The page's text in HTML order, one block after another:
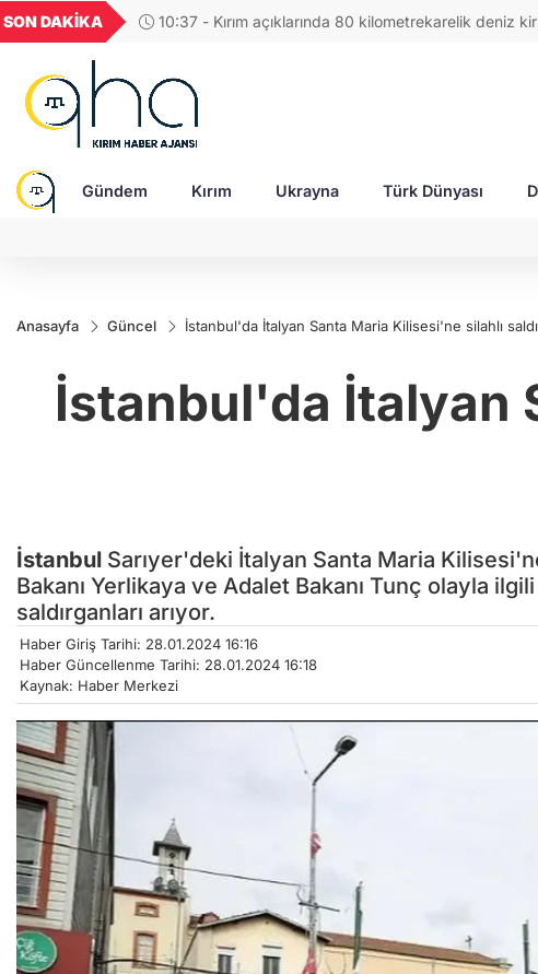
SON DAKİKA 10:46 - Macron: Rusya, saldırganlığının bedelini
GEL
18,2002
16,2491
28,0626
0,0018
Gündem Kırım Ukrayna Türk Dünyası
Anasayfa Güncel İstanbul'da İtalyan Santa Maria Kilisesi'ne silahlı
İstanbul'da İtalyan
İstanbul Sarıyer'deki İtalyan Santa Maria
Bakanı Yerlikaya ve Adalet Bakanı Tunç olayla
saldırganları arıyor.
Haber Giriş Tarihi: 28.01.2024 16:16
Haber Güncellenme Tarihi: 28.01.2024 16:18
Kaynak: Haber Merkezi